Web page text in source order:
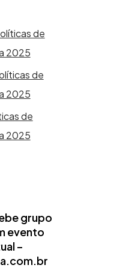
de
2025
de
2025
de
2025
grupo
evento
–